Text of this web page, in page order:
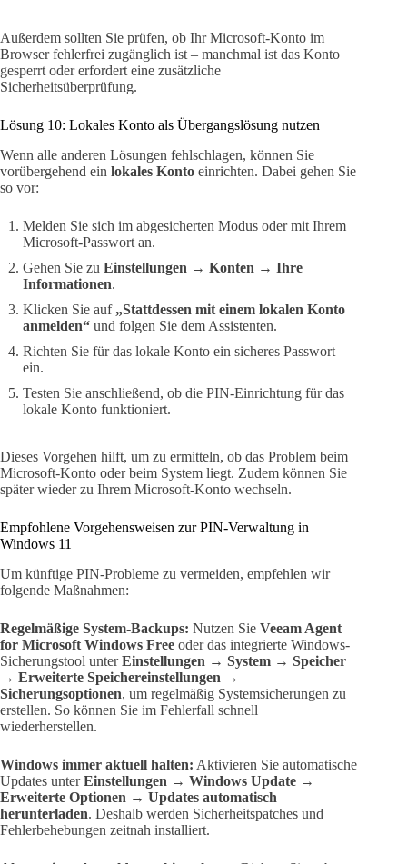
Außerdem sollten Sie prüfen, ob Ihr Microsoft-Konto im
Browser fehlerfrei zugänglich ist – manchmal ist das Konto
gesperrt oder erfordert eine zusätzliche
Sicherheitsüberprüfung.
Lösung 10: Lokales Konto als Übergangslösung nutzen
Wenn alle anderen Lösungen fehlschlagen, können Sie
vorübergehend ein lokales Konto einrichten. Dabei gehen Sie
so vor:
Melden Sie sich im abgesicherten Modus oder mit Ihrem
Microsoft-Passwort an.
Gehen Sie zu Einstellungen → Konten → Ihre
Informationen.
Klicken Sie auf „Stattdessen mit einem lokalen Konto
anmelden“ und folgen Sie dem Assistenten.
Richten Sie für das lokale Konto ein sicheres Passwort
ein.
Testen Sie anschließend, ob die PIN-Einrichtung für das
lokale Konto funktioniert.
Dieses Vorgehen hilft, um zu ermitteln, ob das Problem beim
Microsoft-Konto oder beim System liegt. Zudem können Sie
später wieder zu Ihrem Microsoft-Konto wechseln.
Empfohlene Vorgehensweisen zur PIN-Verwaltung in
Windows 11
Um künftige PIN-Probleme zu vermeiden, empfehlen wir
folgende Maßnahmen:
Regelmäßige System-Backups: Nutzen Sie Veeam Agent
for Microsoft Windows Free oder das integrierte Windows-
Sicherungstool unterEinstellungen → System → Speicher
→ Erweiterte Speichereinstellungen →
Sicherungsoptionen, um regelmäßig Systemsicherungen zu
erstellen. So können Sie im Fehlerfall schnell
wiederherstellen.
Windows immer aktuell halten: Aktivieren Sie automatische
Updates unterEinstellungen → Windows Update →
Erweiterte Optionen → Updates automatisch
herunterladen. Deshalb werden Sicherheitspatches und
Fehlerbehebungen zeitnah installiert.